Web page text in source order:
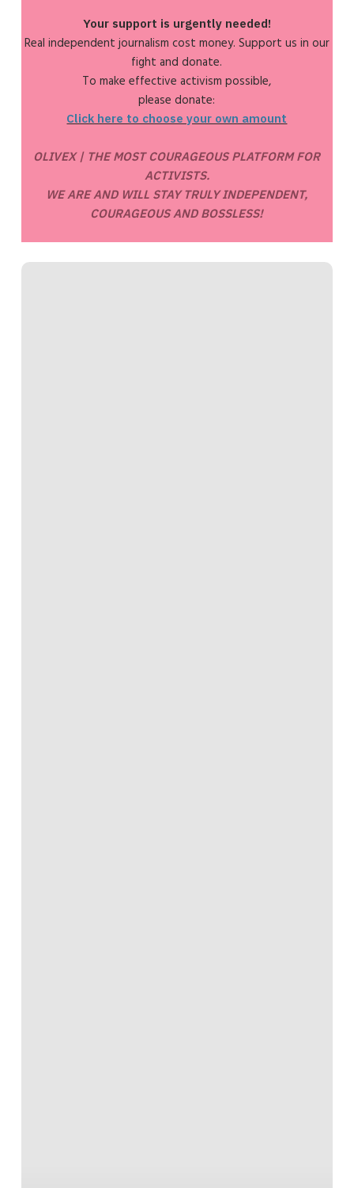
Your support is urgently needed!
Real independent journalism cost money. Support us in our
fight and donate.
To make effective activism possible,
please donate:
Click here to choose your own amount
OLIVEX | THE MOST COURAGEOUS PLATFORM FOR
ACTIVISTS.
WE ARE AND WILL STAY TRULY INDEPENDENT,
COURAGEOUS AND BOSSLESS!